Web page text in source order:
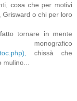
cosa che per motivi
Grisward o chi per loro
tornare in mente
chissà che